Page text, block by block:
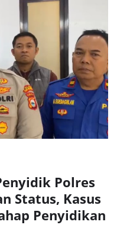
Polres
Status, Kasus
Penyidikan